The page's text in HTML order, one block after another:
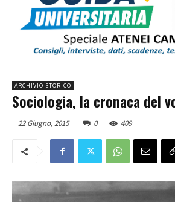
ARCHIVIO STORICO
Sociologia, la cronaca del
22 Giugno, 2015 0 409